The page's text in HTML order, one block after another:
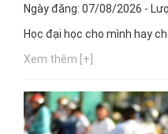
Ngày đăng: 07/08/2026 -
Học đại học cho mình hay
Xem thêm [+]